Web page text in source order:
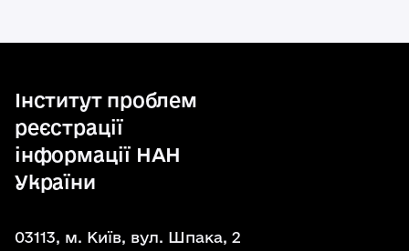
Інститут проблем
реєстрації
інформації НАН
України
03113, м. Київ, вул. Шпака, 2